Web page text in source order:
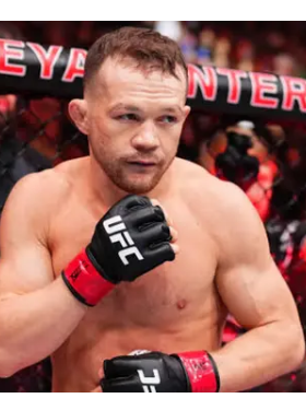
ჩხუბში ბიძინა
იქნება ლუთანდო
რიგით მე-3 ბრძოლაში